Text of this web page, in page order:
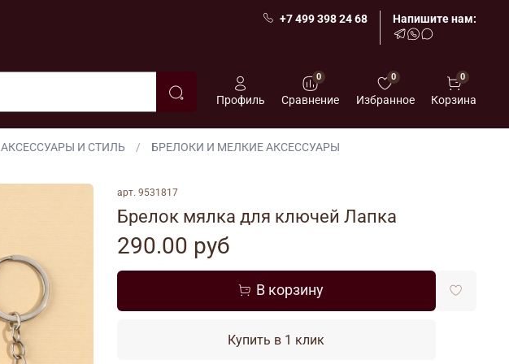
+7 499 398 24 68 Напишите нам:
Профиль
0
Сравнение
0
Избранное
0
Корзина
АКСЕССУАРЫ И СТИЛЬ БРЕЛОКИ И МЕЛКИЕ АКСЕССУАРЫ
арт. 9531817
Брелок мялка для ключей Лапка
290.00 руб
В корзину
Купить в 1 клик